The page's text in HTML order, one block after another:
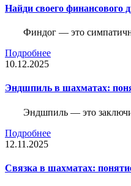
Найди своего финансового
Финдог — это
Подробнее
10.12.2025
Эндшпиль в шахматах:
Эндшпиль — это
Подробнее
12.11.2025
Связка в шахматах: